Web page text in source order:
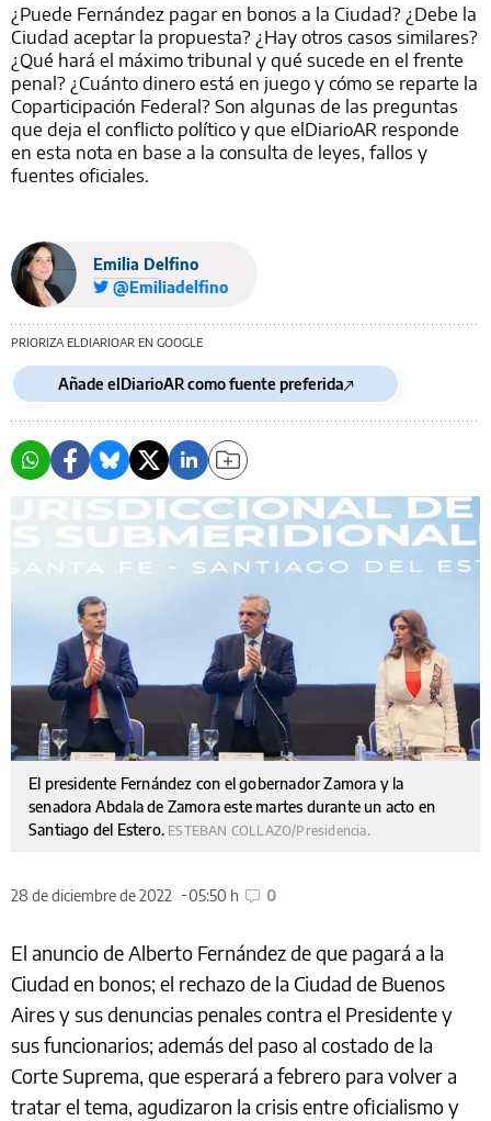
¿Puede Fernández pagar en bonos a la Ciudad? ¿Debe la
Ciudad aceptar la propuesta? ¿Hay otros casos similares?
¿Qué hará el máximo tribunal y qué sucede en el frente
penal? ¿Cuánto dinero está en juego y cómo se reparte la
Coparticipación Federal? Son algunas de las preguntas
que deja el conflicto político y que elDiarioAR responde
en esta nota en base a la consulta de leyes, fallos y
fuentes oficiales.
Emilia Delfino
@Emiliadelfino
PRIORIZA ELDIARIOAR EN GOOGLE
Añade elDiarioAR como fuente preferida
El presidente Fernández con el gobernador Zamora y la
senadora Abdala de Zamora este martes durante un acto en
Santiago del Estero. ESTEBAN COLLAZO/Presidencia.
28 de diciembre de 2022 05:50 h 0
El anuncio de Alberto Fernández de que pagará a la
Ciudad en bonos; el rechazo de la Ciudad de Buenos
Aires y sus denuncias penales contra el Presidente y
sus funcionarios; además del paso al costado de la
Corte Suprema, que esperará a febrero para volver a
tratar el tema, agudizaron la crisis entre oficialismo y